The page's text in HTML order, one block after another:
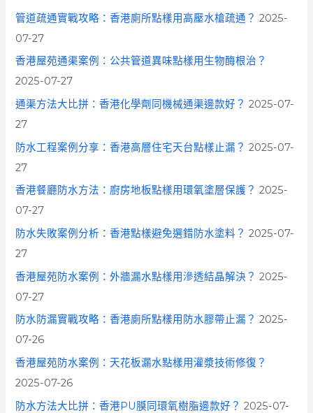
管道疏通實戰攻略：香港廁所點樣用高壓水槍疏通？ 2025-
07-27
香港屋苑通渠案例：公共管道異味點樣用生物酶根治？
2025-07-27
通渠方法大比拼：香港化學劑同機械通渠邊款好？ 2025-07-
27
防水工程案例分享：香港高層住宅天台點樣止漏？ 2025-07-
27
香港餐廳防水方法：廚房地板點樣用環氧塗層保護？ 2025-
07-27
防水失敗案例分析：香港點樣避免選錯防水塗料？ 2025-07-
27
香港屋苑防水案例：外牆漏水點樣用滲透結晶解決？ 2025-
07-27
防水防漏實戰攻略：香港廁所點樣用防水膠帶止漏？ 2025-
07-26
香港屋苑防水案例：天花板漏水點樣用灌漿技術修復？
2025-07-26
防水方法大比拼：香港PU膜同環氧樹脂邊款好？ 2025-07-